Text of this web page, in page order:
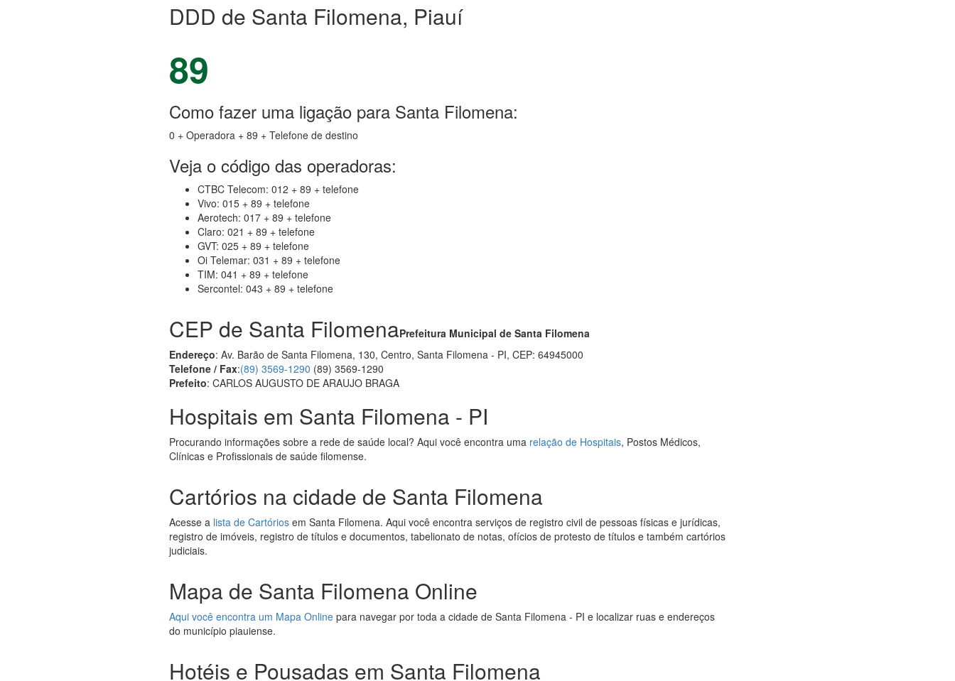
DDD de Santa Filomena, Piauí
89
Como fazer uma ligação para Santa Filomena:
0 + Operadora + 89 + Telefone de destino
Veja o código das operadoras:
CTBC Telecom: 012 + 89 + telefone
Vivo: 015 + 89 + telefone
Aerotech: 017 + 89 + telefone
Claro: 021 + 89 + telefone
GVT: 025 + 89 + telefone
Oi Telemar: 031 + 89 + telefone
TIM: 041 + 89 + telefone
Sercontel: 043 + 89 + telefone
CEP de Santa FilomenaPrefeitura Municipal de Santa Filomena
Endereço: Av. Barão de Santa Filomena, 130, Centro, Santa Filomena - PI, CEP: 64945000
Telefone / Fax:(89) 3569-1290 (89) 3569-1290
Prefeito: CARLOS AUGUSTO DE ARAUJO BRAGA
Hospitais em Santa Filomena - PI
Procurando informações sobre a rede de saúde local? Aqui você encontra uma relação de Hospitais, Postos Médicos,
Clínicas e Profissionais de saúde filomense.
Cartórios na cidade de Santa Filomena
Acesse a lista de Cartórios em Santa Filomena. Aqui você encontra serviços de registro civil de pessoas físicas e jurídicas,
registro de imóveis, registro de títulos e documentos, tabelionato de notas, ofícios de protesto de títulos e também cartórios
judiciais.
Mapa de Santa Filomena Online
Aqui você encontra um Mapa Online para navegar por toda a cidade de Santa Filomena - PI e localizar ruas e endereços
do município piauiense.
Hotéis e Pousadas em Santa Filomena